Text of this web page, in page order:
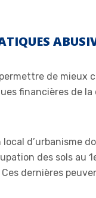
de mieux
financières de la
local d’urbanisme
des sols au
dernières